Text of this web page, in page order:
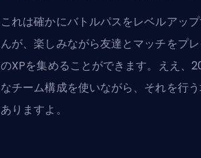
これは確かにバトルパスをレベルアッ
んが、楽しみながら友達とマッチをプ
のXPを集めることができます。ええ
なチーム構成を使いながら、それを行
ありますよ。